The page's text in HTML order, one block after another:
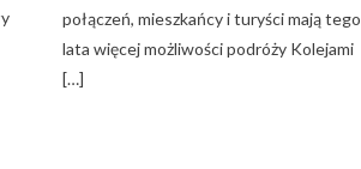
połączeń, mieszkańcy i turyści mają tego
lata więcej możliwości podróży Kolejami
[…]